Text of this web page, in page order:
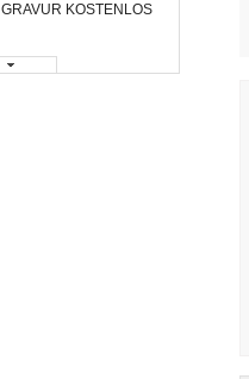
GRAVUR KOSTENLOS